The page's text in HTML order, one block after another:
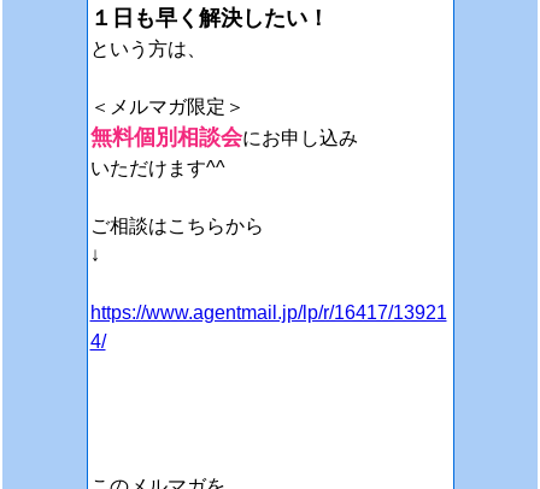
１日も早く解決したい！
という方は、
＜メルマガ限定＞
無料個別相談会にお申し込み
いただけます^^
ご相談はこちらから
↓
https://www.agentmail.jp/lp/r/16417/13921
4/